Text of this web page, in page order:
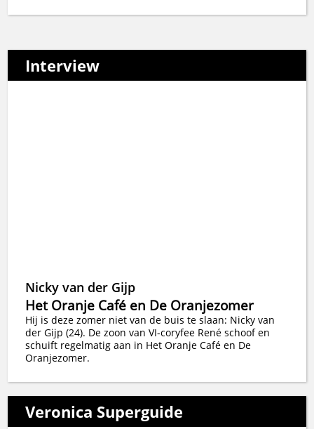
Interview
Nicky van der Gijp
Het Oranje Café en De Oranjezomer
Hij is deze zomer niet van de buis te slaan: Nicky van
der Gijp (24). De zoon van VI-coryfee René schoof en
schuift regelmatig aan in Het Oranje Café en De
Oranjezomer.
Veronica Superguide